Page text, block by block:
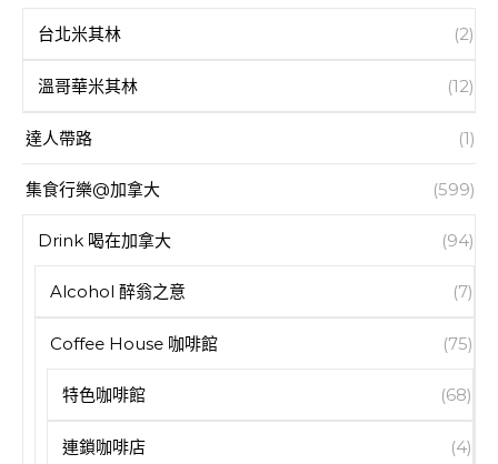
台北米其林 (2)
溫哥華米其林 (12)
達人帶路 (1)
集食行樂@加拿大 (599)
Drink 喝在加拿大 (94)
Alcohol 醉翁之意 (7)
Coffee House 咖啡館 (75)
特色咖啡館 (68)
連鎖咖啡店 (4)